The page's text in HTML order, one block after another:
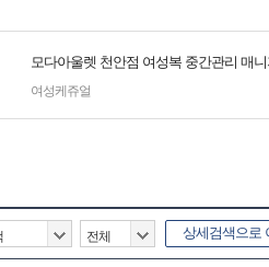
모다아울렛 천안점 여성복 중간관리 매
여성케쥬얼
상세검색으로